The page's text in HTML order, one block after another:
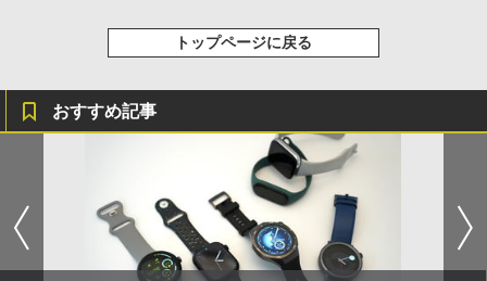
トップページに戻る
おすすめ記事